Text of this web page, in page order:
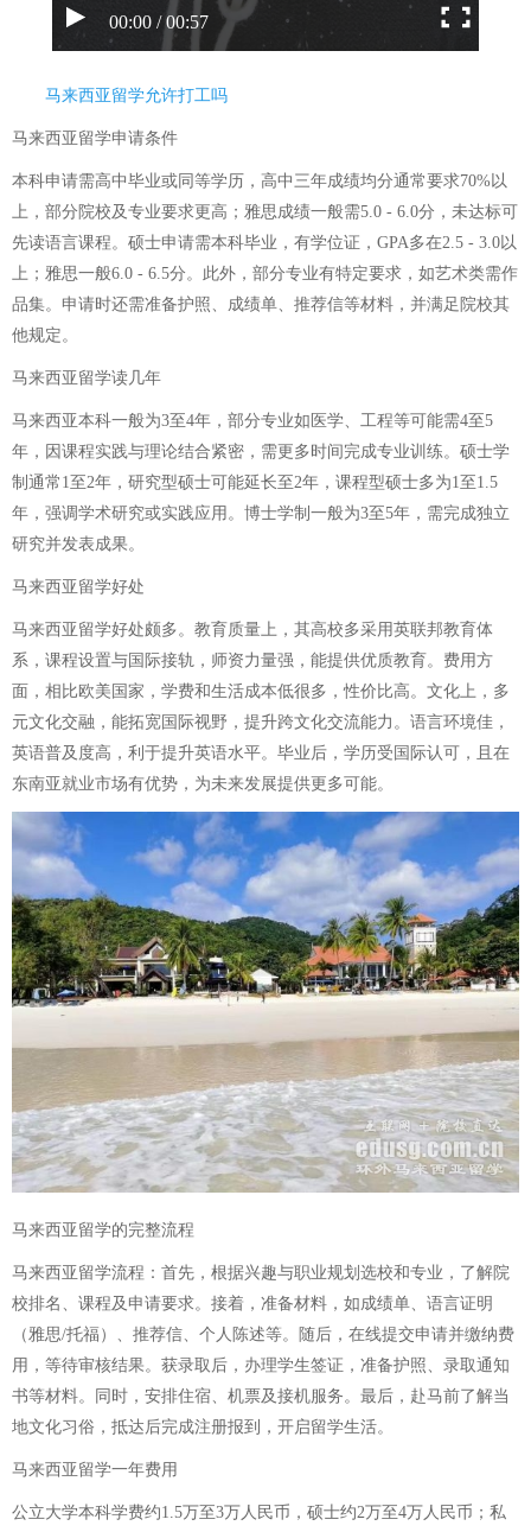
00:00 / 00:57
马来西亚留学允许打工吗
马来西亚留学申请条件
本科申请需高中毕业或同等学历，高中三年成绩均分通常要求70%以
上，部分院校及专业要求更高；雅思成绩一般需5.0 - 6.0分，未达标可
先读语言课程。硕士申请需本科毕业，有学位证，GPA多在2.5 - 3.0以
上；雅思一般6.0 - 6.5分。此外，部分专业有特定要求，如艺术类需作
品集。申请时还需准备护照、成绩单、推荐信等材料，并满足院校其
他规定。
马来西亚留学读几年
马来西亚本科一般为3至4年，部分专业如医学、工程等可能需4至5
年，因课程实践与理论结合紧密，需更多时间完成专业训练。硕士学
制通常1至2年，研究型硕士可能延长至2年，课程型硕士多为1至1.5
年，强调学术研究或实践应用。博士学制一般为3至5年，需完成独立
研究并发表成果。
马来西亚留学好处
马来西亚留学好处颇多。教育质量上，其高校多采用英联邦教育体
系，课程设置与国际接轨，师资力量强，能提供优质教育。费用方
面，相比欧美国家，学费和生活成本低很多，性价比高。文化上，多
元文化交融，能拓宽国际视野，提升跨文化交流能力。语言环境佳，
英语普及度高，利于提升英语水平。毕业后，学历受国际认可，且在
东南亚就业市场有优势，为未来发展提供更多可能。
马来西亚留学的完整流程
马来西亚留学流程：首先，根据兴趣与职业规划选校和专业，了解院
校排名、课程及申请要求。接着，准备材料，如成绩单、语言证明
（雅思/托福）、推荐信、个人陈述等。随后，在线提交申请并缴纳费
用，等待审核结果。获录取后，办理学生签证，准备护照、录取通知
书等材料。同时，安排住宿、机票及接机服务。最后，赴马前了解当
地文化习俗，抵达后完成注册报到，开启留学生活。
马来西亚留学一年费用
公立大学本科学费约1.5万至3万人民币，硕士约2万至4万人民币；私